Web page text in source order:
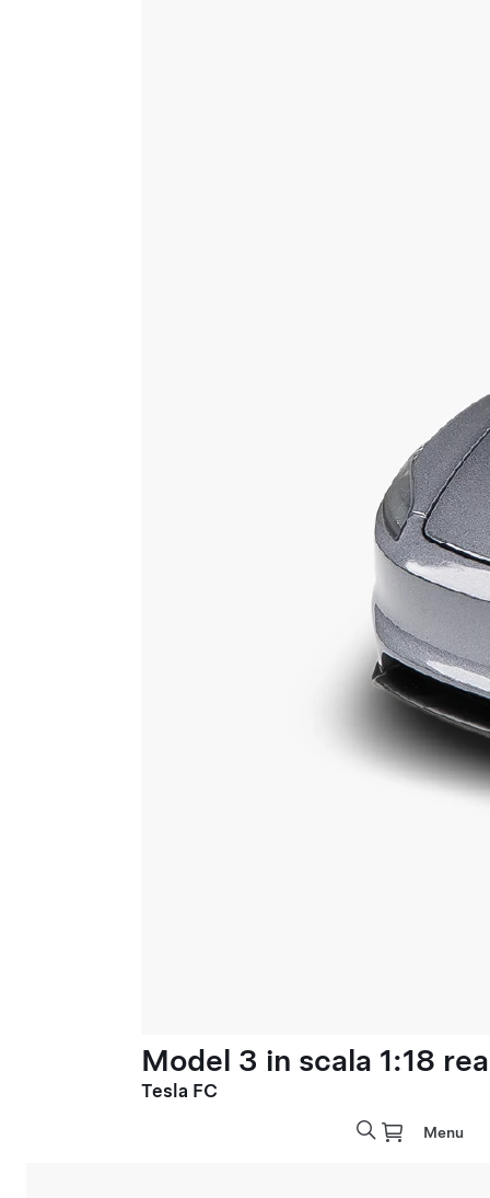
Model 3 in scala 1:18
Tesla FC
Menu